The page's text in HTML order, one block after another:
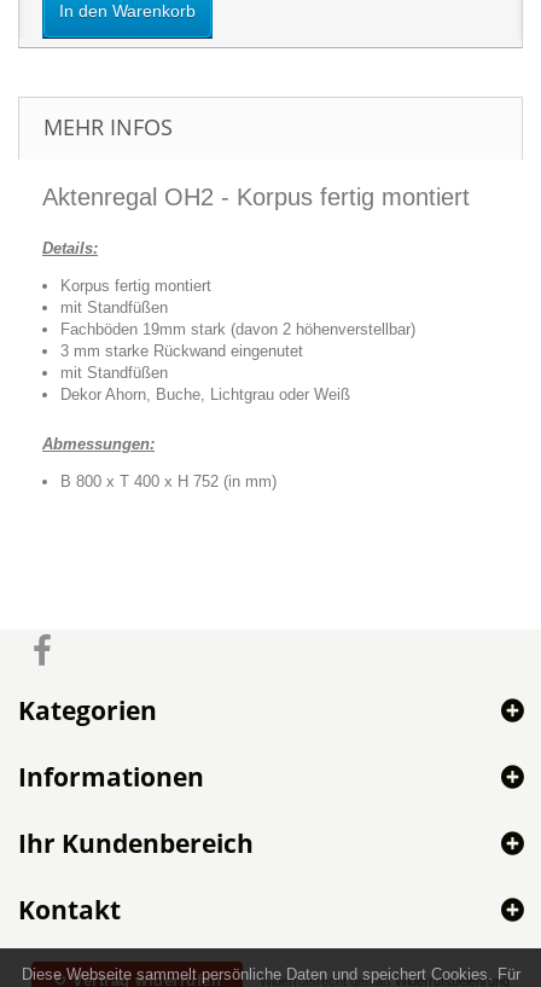
In den Warenkorb
MEHR INFOS
Aktenregal OH2 - Korpus fertig montiert
Details:
Korpus fertig montiert
mit Standfüßen
Fachböden 19mm stark (davon 2 höhenverstellbar)
3 mm starke Rückwand eingenutet
mit Standfüßen
Dekor Ahorn, Buche, Lichtgrau oder Weiß
Abmessungen:
B 800 x T 400 x H 752 (in mm)
Kategorien
Informationen
Ihr Kundenbereich
Kontakt
Diese Webseite sammelt persönliche Daten und speichert Cookies. Für
↻ Vertrag widerrufen Widerrufsrecht gemäßWiderrufsbelehrung